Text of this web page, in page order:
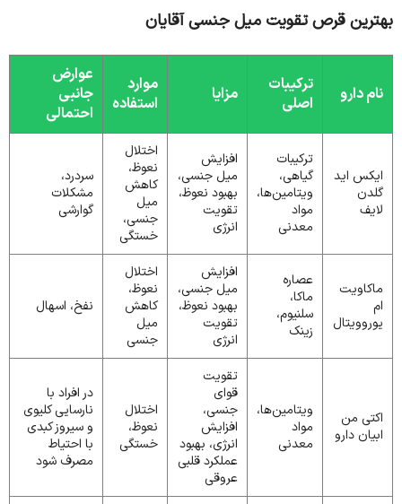
بهترین قرص تقویت میل جنسی آقایان
نام دارو
ترکیبات
اصلی
مزایا
موارد
استفاده
عوارض
جانبی
احتمالی
ایکس اید
گلدن
لایف
ترکیبات
گیاهی،
ویتامین‌ها،
مواد
معدنی
افزایش
میل جنسی،
بهبود نعوظ،
تقویت
انرژی
اختلال
نعوظ،
کاهش
میل
جنسی،
خستگی
سردرد،
مشکلات
گوارشی
ماکاویت
ام
یوروویتال
عصاره
ماکا،
سلنیوم،
زینک
افزایش
میل جنسی،
بهبود نعوظ،
تقویت
انرژی
اختلال
نعوظ،
کاهش
میل
جنسی
نفخ، اسهال
اکتی من
ابیان دارو
ویتامین‌ها،
مواد
معدنی
تقویت
قوای
جنسی،
افزایش
انرژی، بهبود
عملکرد قلبی
عروقی
اختلال
نعوظ،
خستگی
در افراد با
نارسایی کلیوی
و سیروز کبدی
با احتیاط
مصرف شود